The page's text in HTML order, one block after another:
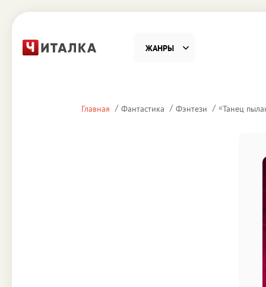
ЖАНРЫ
Главная Фантастика Фэнтези «Танец